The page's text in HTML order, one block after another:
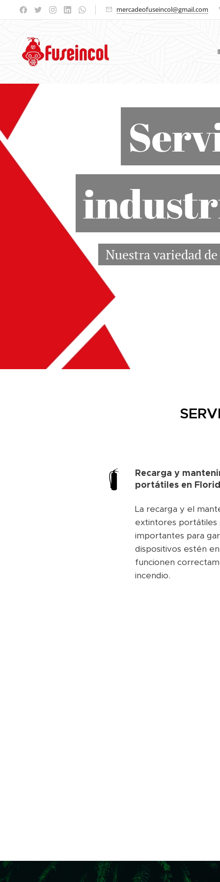
mercadeofuseincol@gmail.com
Nuestra variedad
Recarga y
portátiles en
La recarga y el
extintores portátiles
importantes para
dispositivos estén
funcionen
incendio.